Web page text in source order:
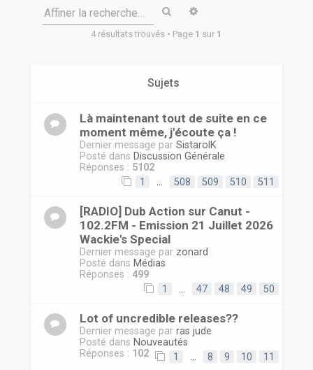
Affiner la recherche… Rechercher
4 résultats trouvés • Page 1 sur 1
Sujets
Là maintenant tout de suite en ce
moment même, j'écoute ça !
Dernier message par SistarolK
Posté dans Discussion Générale
Réponses : 5102
1
508 509 510 511
[RADIO] Dub Action sur Canut -
102.2FM - Emission 21 Juillet 2026
Wackie's Special
Dernier message par zonard
Posté dans Médias
Réponses : 499
1
47 48 49 50
Lot of uncredible releases??
Dernier message par ras jude
Posté dans Nouveautés
Réponses : 102 1 8 9 10 11